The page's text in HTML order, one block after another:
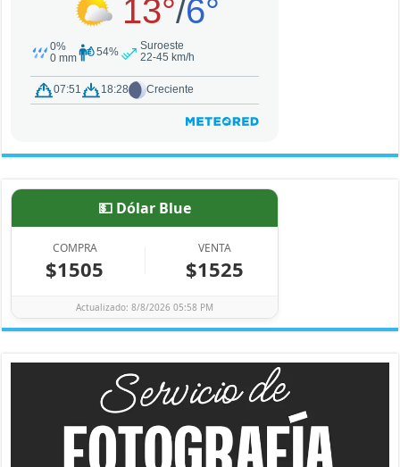
💵 Dólar Blue
COMPRA
$1505
VENTA
$1525
Actualizado: 8/8/2026 05:58 PM